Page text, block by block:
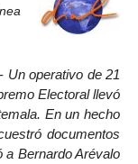
- Un operativo de 21
Electoral llevó
En un hecho
documentos
a Bernardo Arévalo